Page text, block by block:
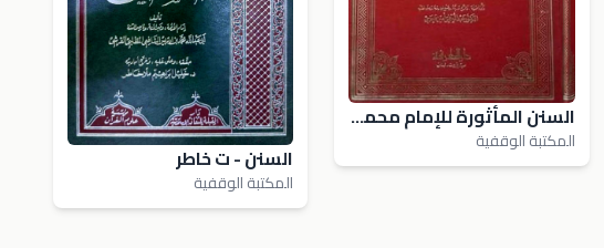
السنن المأثورة للإمام محمد بن إدريس الشافعي - ت قلعجي
المكتبة الوقفية
السنن - ت خاطر
المكتبة الوقفية